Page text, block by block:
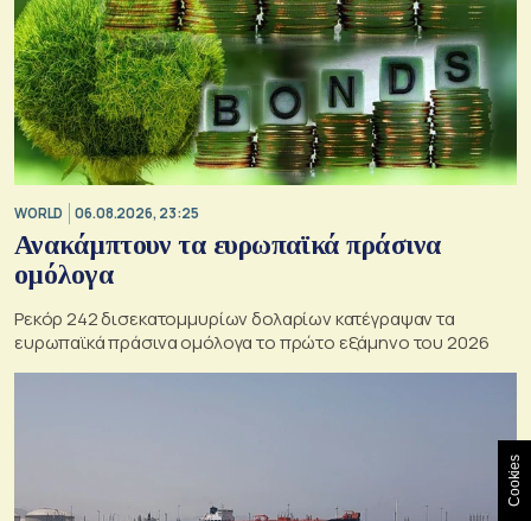
WORLD 06.08.2026, 23:25
Ανακάμπτουν τα ευρωπαϊκά πράσινα
ομόλογα
Ρεκόρ 242 δισεκατομμυρίων δολαρίων κατέγραψαν τα
ευρωπαϊκά πράσινα ομόλογα το πρώτο εξάμηνο του 2026
Cookies